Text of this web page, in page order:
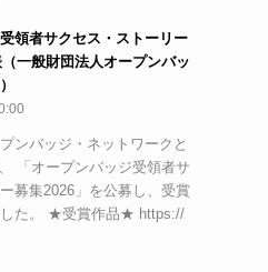
領者サクセス・ストーリー
一般財団法人オープンバッ
ンバッジ・ネットワークと
「オープンバッジ受領者サ
募集2026」を公募し、受賞
した。 ★受賞作品★ https://